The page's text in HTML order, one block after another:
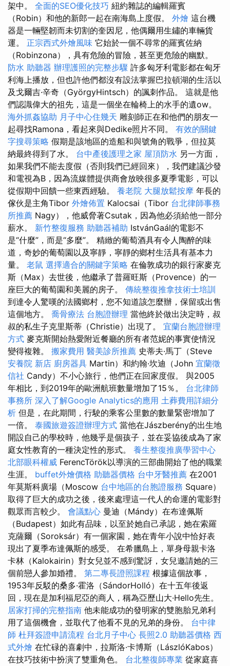
架中。 全面的SEO優化技巧 紐約雜誌的編輯羅賓
（Robin）和他的新郎一起在南海島上度假。 外燴 這台機
器是一輛堅韌而未切割的奎因尼，他偶爾用生鏽的車輛貨
運。 正宗西式外燴風味 它始於一個不尋常的羅賓佐納
（Robinzona），具有危險的冒險，甚至更危險的幽默。
防水 助聽器 辦理護照的完整步驟 許多匈牙利電影都在匈牙
利海上播放，但也許他們都沒有設法掌握巴拉頓湖的生活以
及戈爾吉·辛奇（GyörgyHintsch）的諷刺作品。 這就是他
們認識偉大的祖先，這是一個坐在輪椅上的水手的遺ow。
海外抓姦協助 月子中心住幾天 雕刻師正在和他們的朋友一
起尋找Ramona，看起來與Dedike照片不同。 有效的關鍵
字搜尋策略 假期是該地區的造船和與號角的戰爭，但拉莫
納最終得到了水。 台中產後護理之家 屋頂防水 另一方面，
如果我們不能去度假（否則我們已經回來），我們建議沙發
和電視為B，因為流媒體提供商會放映很多夏季電影，可以
從假期中回饋一些東西經驗。 養老院 大腿放鬆按摩 年長的
傢伙是主角Tibor 外燴佈置 Kalocsai（Tibor 台北律師事務
所推薦 Nagy），他威脅著Csutak，因為他必須給他一部分
薪水。 新竹整復服務 助聽器補助 IstvánGaál的電影不
是“什麼”，而是“多麼”。 精緻的葡萄酒具有令人陶醉的味
道，奇妙的葡萄園以及寧靜，寧靜的鄉村生活具有基本力
量。 老鼠 選擇適合的關鍵字策略 在倫敦成功的銀行家麥克
斯（Max）去世後，他繼承了普羅旺斯（Provence）的一
座巨大的葡萄園和美麗的房子。 傳統整復推拿技術士培訓
到達令人驚嘆的法國鄉村，您不知道該怎麼辦，保留或出售
這個地方。 喬骨療法 台胞證辦理 當他終於做出決定時，叔
叔的私生子克里斯蒂（Christie）出現了。 宜蘭台胞證辦理
方式 麥克斯開始熱愛附近餐廳的所有者范妮的事實使情況
變得複雜。 搬家費用 醫美診所推薦 史蒂夫·馬丁（Steve
安養院 新店 廚房器具 Martin）和約翰·坎迪（John 宜蘭徵
信社 Candy）不小心旅行，他們正在回家度假。 與2005
年相比，到2019年的歐洲航班數量增加了15％。 台北律師
事務所 深入了解Google Analytics的應用 土葬費用詳細分
析 但是，在此期間，行駛的乘客公里數的數量緊密增加了
一倍。 泰國旅遊簽證辦理方式 當他在Jászberény的出生地
開設自己的學校時，他幾乎是個孩子，並在妥協後成為了家
庭女性教育的一種決定性的形式。 養生整復推廣學習中心
北部眼科權威 FerencTörök以導演的三部曲開始了他的職業
生涯。 buffet外燴價格 助聽器價格 台中牙醫推薦 在2001
年莫斯科廣場（Moscow 台中地區的台胞證服務 Square）
取得了巨大的成功之後，後來處理這一代人的命運的電影對
觀眾而言較少。 會議點心 曼迪（Mándy）在布達佩斯
（Budapest）如此有品味，以至於她自己承認，她在索羅
克薩爾（Soroksár）有一個家園，她在青年小說中恰好表
現出了夏季布達佩斯的感受。 在希臘島上，單身母親卡洛
卡林（Kalokairin）對女兒並不感到驚訝，女兒邀請她的三
個前戀人參加婚禮。 第二專長證照課程 根據這個故事，
1953年反駁的桑多·霍洛（SándorHolló）在十五年後返
回，現在是加利福尼亞的商人，稱為亞歷山大·Hello先生。
居家打掃的完整指南 他未能成功的發明家的雙胞胎兄弟利
用了這個機會，並取代了他看不見的兄弟的身份。 台中律
師 杜拜簽證申請流程 台北月子中心 長照2.0 助聽器價格 西
式外燴 在忙碌的喜劇中，拉斯洛·卡博斯（LászlóKabos）
在技巧技術中扮演了雙重角色。 台北整復師專業 從家庭喜